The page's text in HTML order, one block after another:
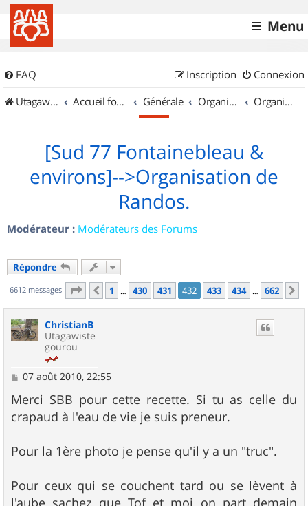
Menu
FAQ Connexion
Inscription
UtagawaVTT (Randos VTT et VTTAE avec traces GPS)
Accueil forum Générale Organisation de sorties & Recherche de partenaires Organisation de sorties en région Île de France
[Sud 77 Fontainebleau &
environs]-->Organisation de
Randos.
Modérateur : Modérateurs des Forums
Répondre
6612 messages Page 432 sur662
Précédent
1 … 430 431 432 433 434 … 662
ChristianB
Utagawiste
gourou
M
s
s
a
07 août 2010, 22:55
Merci SBB pour cette recette. Si tu as celle du
crapaud à l'eau de vie je suis preneur.
Pour la 1ère photo je pense qu'il y a un "truc".
Pour ceux qui se couchent tard ou se lèvent à